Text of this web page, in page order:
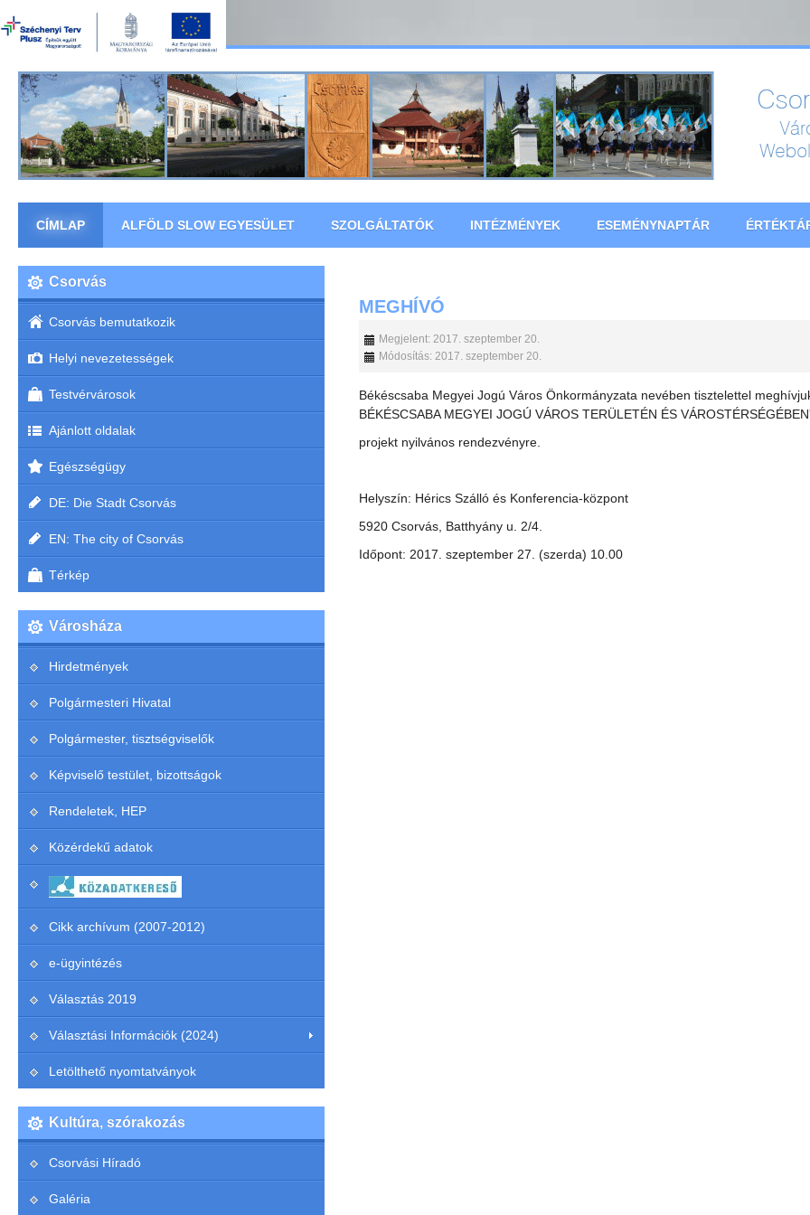
CÍMLAP ALFÖLD SLOW EGYESÜLET SZOLGÁLTATÓK INTÉZMÉNYEK ESEMÉNYNAPTÁR
MEGHÍVÓ
Megjelent: 2017. szeptember 20.
Módosítás: 2017. szeptember 20.
Békéscsaba Megyei Jogú Város Önkormányzata nevében tisztelettel
BÉKÉSCSABA MEGYEI JOGÚ VÁROS TERÜLETÉN ÉS
projekt nyilvános rendezvényre.
Helyszín: Hérics Szálló és Konferencia-központ
5920 Csorvás, Batthyány u. 2/4.
Időpont: 2017. szeptember 27. (szerda) 10.00
Csorvás
Csorvás bemutatkozik
Helyi nevezetességek
Testvérvárosok
Ajánlott oldalak
Egészségügy
DE: Die Stadt Csorvás
EN: The city of Csorvás
Térkép
Városháza
Hirdetmények
Polgármesteri Hivatal
Polgármester, tisztségviselők
Képviselő testület, bizottságok
Rendeletek, HEP
Közérdekű adatok
Cikk archívum (2007-2012)
e-ügyintézés
Választás 2019
Választási Információk (2024)
Letölthető nyomtatványok
Kultúra, szórakozás
Csorvási Híradó
Galéria